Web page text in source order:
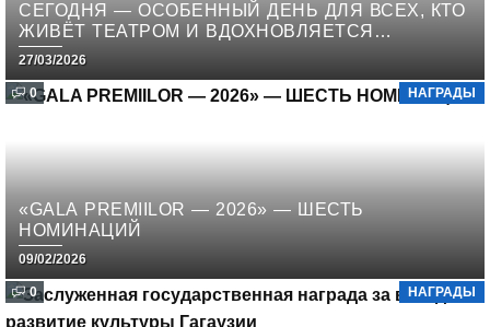
СЕГОДНЯ — ОСОБЕННЫЙ ДЕНЬ ДЛЯ ВСЕХ, КТО
ЖИВЁТ ТЕАТРОМ И ВДОХНОВЛЯЕТСЯ
ИСКУССТВОМ СЦЕНЫ!
27/03/2026
0 НАГРАДЫ
«GALA PREMIILOR — 2026» — ШЕСТЬ
НОМИНАЦИЙ
09/02/2026
0 НАГРАДЫ